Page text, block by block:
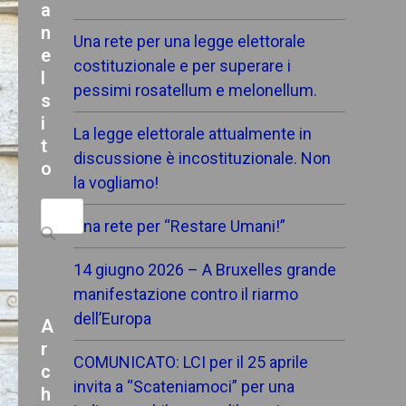
Una rete per una legge elettorale
costituzionale e per superare i
pessimi rosatellum e melonellum.
La legge elettorale attualmente in
discussione è incostituzionale. Non
la vogliamo!
Una rete per “Restare Umani!”
14 giugno 2026 – A Bruxelles grande
manifestazione contro il riarmo
dell’Europa
COMUNICATO: LCI per il 25 aprile
invita a “Scateniamoci” per una
a
n
e
s
i
t
o
Search
A
r
c
h